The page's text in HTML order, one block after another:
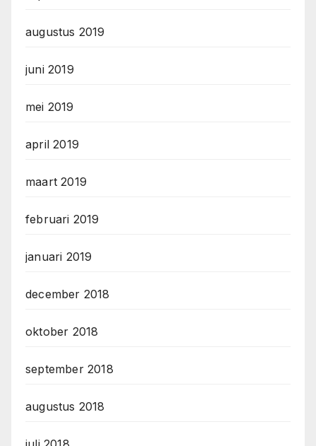
augustus 2019
juni 2019
mei 2019
april 2019
maart 2019
februari 2019
januari 2019
december 2018
oktober 2018
september 2018
augustus 2018